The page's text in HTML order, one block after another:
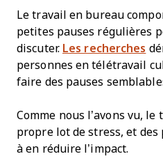
Le travail en bureau
petites pauses régulières
discuter. Les recherches
personnes en télétravail
faire des pauses
Comme nous l’avons vu,
propre lot de stress, et
à en réduire l’impact.